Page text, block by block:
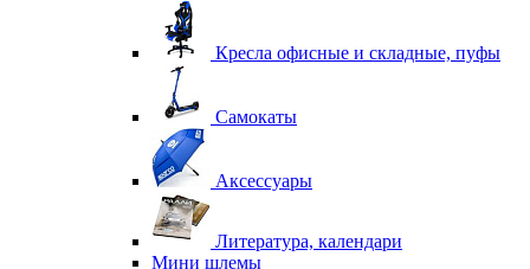
Кресла офисные и складные, пуфы
Самокаты
Аксессуары
Литература, календари
Мини шлемы